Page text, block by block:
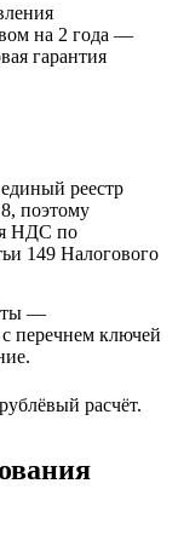
на 2 года —
гарантия
реестр
поэтому
НДС по
149 Налогового
—
перечнем ключей
расчёт.